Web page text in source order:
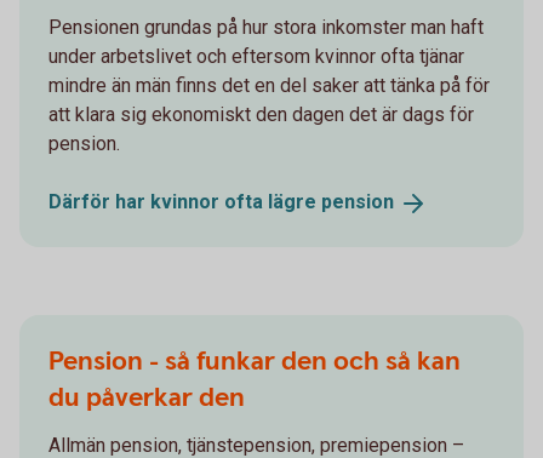
Pensionen grundas på hur stora inkomster man haft
under arbetslivet och eftersom kvinnor ofta tjänar
mindre än män finns det en del saker att tänka på för
att klara sig ekonomiskt den dagen det är dags för
pension.
Därför har kvinnor ofta lägre pension
Pension - så funkar den och så kan
du påverkar den
Allmän pension, tjänstepension, premiepension –